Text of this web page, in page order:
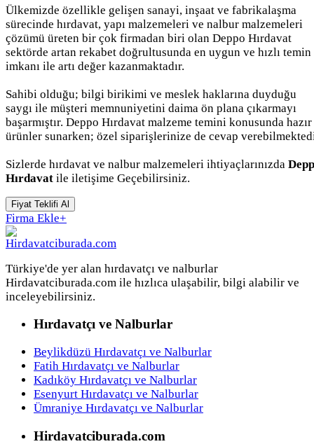
Ülkemizde özellikle gelişen sanayi, inşaat ve fabrikalaşma
sürecinde hırdavat, yapı malzemeleri ve nalbur malzemeleri
çözümü üreten bir çok firmadan biri olan Deppo Hırdavat
sektörde artan rekabet doğrultusunda en uygun ve hızlı temin
imkanı ile artı değer kazanmaktadır.
Sahibi olduğu; bilgi birikimi ve meslek haklarına duyduğu
saygı ile müşteri memnuniyetini daima ön plana çıkarmayı
başarmıştır. Deppo Hırdavat malzeme temini konusunda hazır
ürünler sunarken; özel siparişlerinize de cevap
Sizlerde hırdavat ve nalbur malzemeleri ihtiyaçlarınızda
Hırdavat ile iletişime Geçebilirsiniz.
Fiyat Teklifi Al
Firma Ekle+
Türkiye'de yer alan hırdavatçı ve nalburlar
Hirdavatciburada.com ile hızlıca ulaşabilir, bilgi alabilir ve
inceleyebilirsiniz.
Hırdavatçı ve Nalburlar
Beylikdüzü Hırdavatçı ve Nalburlar
Fatih Hırdavatçı ve Nalburlar
Kadıköy Hırdavatçı ve Nalburlar
Esenyurt Hırdavatçı ve Nalburlar
Ümraniye Hırdavatçı ve Nalburlar
Hirdavatciburada.com